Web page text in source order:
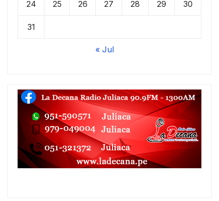
24 25 26 27 28 29 30
31
« Jul